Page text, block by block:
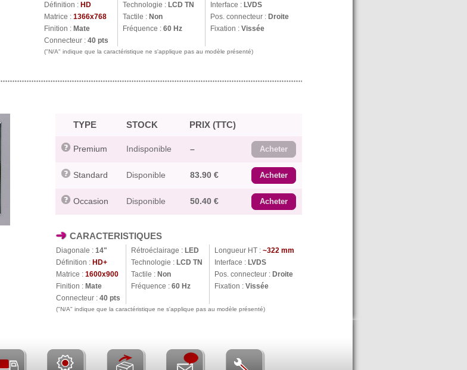
Définition : HD Technologie : LCD TN Interface : LVDS
Matrice : 1366x768 Tactile : Non Pos. connecteur : Droite
Finition : Mate Fréquence : 60 Hz Fixation : Vissée
Connecteur : 40 pts
("N/A" indique que la caractéristique ne s'applique pas au modèle présenté)
TYPE STOCK PRIX (TTC)
Premium Indisponible – Acheter
Standard Disponible 83.90 € Acheter
Occasion Disponible 50.40 € Acheter
CARACTERISTIQUES
Diagonale : 14" Rétroéclairage : LED Longueur HT : ~322 mm
Définition : HD+ Technologie : LCD TN Interface : LVDS
Matrice : 1600x900 Tactile : Non Pos. connecteur : Droite
Finition : Mate Fréquence : 60 Hz Fixation : Vissée
Connecteur : 40 pts
("N/A" indique que la caractéristique ne s'applique pas au modèle présenté)